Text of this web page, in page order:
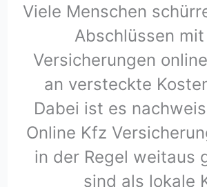
Viele Menschen
Abschlüssen
Versicherungen
an versteckte
Dabei ist es
Online Kfz
in der Regel weitaus
sind als lokale